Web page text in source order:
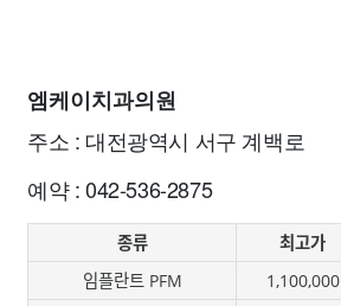
엠케이치과의원
주소 : 대전광역시 서구 계백로
예약 : 042-536-2875
종류 최고가
임플란트 PFM
1,100,000